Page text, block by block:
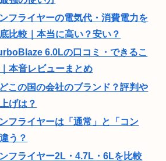
フライヤーの電気代・消費電力を
比較｜本当に高い？安い？
6.0Lの口コミ・できるこ
本音レビューまとめ
この国の会社のブランド？評判や
げは？
フライヤーは「通常」と「コン
う？
フライヤー2L・4.7L・6Lを比較